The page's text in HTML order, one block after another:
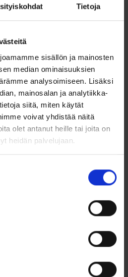
Tietoja
sisällön ja mainosten
median ominaisuuksien
analysoimiseen. Lisäksi
mainosalan ja analytiikka-
siitä, miten käytät
voivat yhdistää näitä
olet antanut heille tai joita on
heidän palvelujaan.
tekee siitä kevyen ja
päivän.
valmistettu Suomessa, mikä
ja huolelliset viimeistelyt. Se on
ystävälle tai itsellesi – symboli
läheisyydestä.
joten voit valita juuri sinulle
heijastava zirkoniakivi
lenkkiä